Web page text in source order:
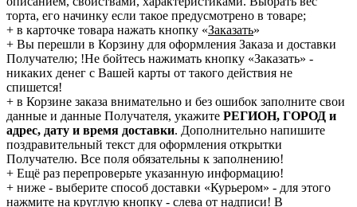
торта, его начинку если такое предусмотрено в товаре;
+ в карточке товара нажать кнопку «Заказать»
+ Вы перешли в Корзину для оформления Заказа и доставки
Получателю; !Не бойтесь нажимать кнопку «Заказать» -
никаких денег с Вашей карты от такого действия не
спишется!
+ в Корзине заказа внимательно и без ошибок заполните свои
данные и данные Получателя, укажите РЕГИОН, ГОРОД и
адрес, дату и время доставки. Дополнительно напишите
поздравительный текст для оформления открытки
Получателю. Все поля обязательны к заполнению!
+ Ещё раз перепроверьте указанную информацию!
+ ниже - выберите способ доставки «Курьером» - для этого
нажмите на круглую кнопку - слева от надписи! В